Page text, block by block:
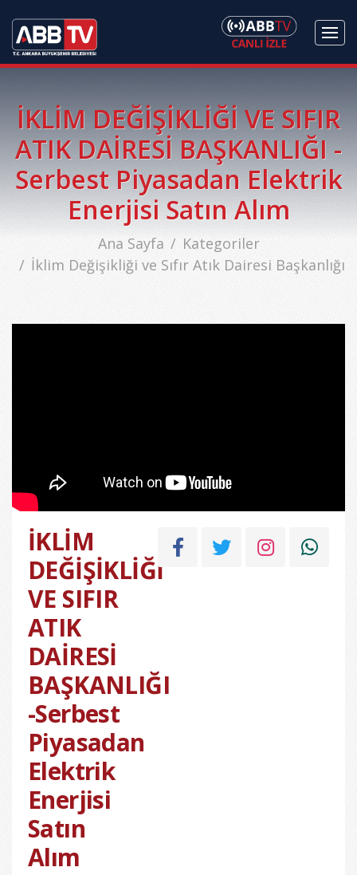
İKLİM DEĞİŞİKLİĞİ VE SIFIR
ATIK DAİRESİ BAŞKANLIĞI -
Serbest Piyasadan Elektrik
Enerjisi Satın Alım
Ana Sayfa
Kategoriler
İklim Değişikliği ve Sıfır Atık Dairesi Başkanlığı
İKLİM
DEĞİŞİKLİĞİ
VE SIFIR
ATIK
DAİRESİ
BAŞKANLIĞI
-Serbest
Piyasadan
Elektrik
Enerjisi
Satın
Alım